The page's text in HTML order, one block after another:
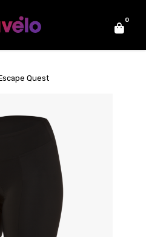
0
Quest